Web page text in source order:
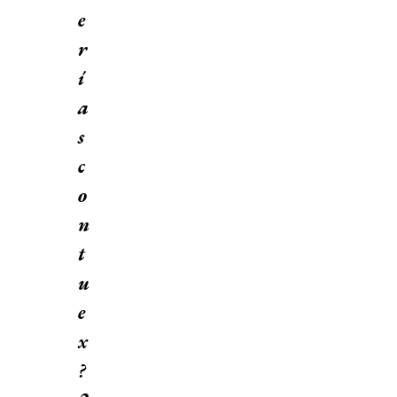
e
r
í
a
s
c
o
n
t
u
e
x
?